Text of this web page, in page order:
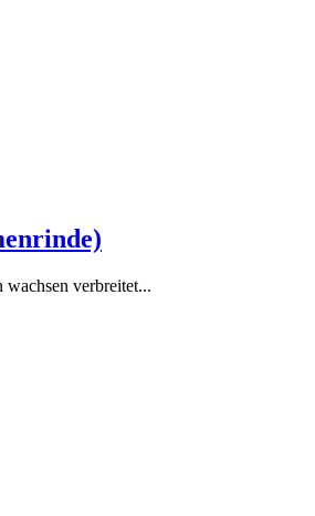
verbreitet...